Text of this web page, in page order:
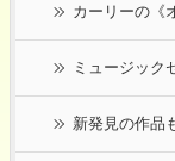
カーリーの《
ミュージック
新発見の作品